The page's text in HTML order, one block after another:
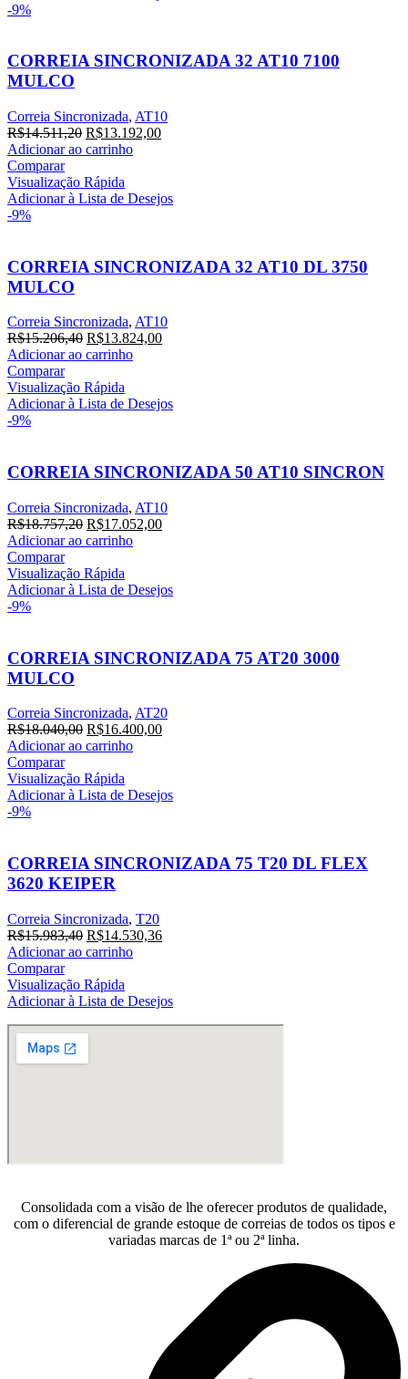
-9%
CORREIA SINCRONIZADA 32 AT10 7100
MULCO
Correia Sincronizada, AT10
R$14.511,20 O
preço
era:
R$14.511,20.
R$13.192,00O
R$13.192,00.
Adicionar ao carrinho
Comparar
Visualização Rápida
Adicionar à Lista de Desejos
-9%
CORREIA SINCRONIZADA 32 AT10 DL 3750
MULCO
Correia Sincronizada, AT10
R$15.206,40 O
preço
era:
R$15.206,40.
R$13.824,00O
R$13.824,00.
Adicionar ao carrinho
Comparar
Visualização Rápida
Adicionar à Lista de Desejos
-9%
CORREIA SINCRONIZADA 50 AT10 SINCRON
Correia Sincronizada, AT10
R$18.757,20 O
preço
era:
R$18.757,20.
R$17.052,00O
R$17.052,00.
Adicionar ao carrinho
Comparar
Visualização Rápida
Adicionar à Lista de Desejos
-9%
CORREIA SINCRONIZADA 75 AT20 3000
MULCO
Correia Sincronizada, AT20
R$18.040,00 O
preço
era:
R$18.040,00.
R$16.400,00O
R$16.400,00.
Adicionar ao carrinho
Comparar
Visualização Rápida
Adicionar à Lista de Desejos
-9%
CORREIA SINCRONIZADA 75 T20 DL FLEX
3620 KEIPER
Correia Sincronizada, T20
R$15.983,40 O
preço
era:
R$15.983,40.
R$14.530,36O
R$14.530,36.
Adicionar ao carrinho
Comparar
Visualização Rápida
Adicionar à Lista de Desejos
Consolidada com a visão de lhe oferecer produtos de qualidade,
com o diferencial de grande estoque de correias de todos os tipos e
variadas marcas de 1ª ou 2ª linha.